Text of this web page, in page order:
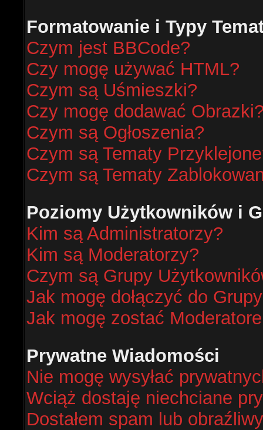
Formatowanie i Typy
Czym jest BBCode?
Czy mogę używać HTML?
Czym są Uśmieszki?
Czy mogę dodawać
Czym są Ogłoszenia?
Czym są Tematy
Czym są Tematy
Poziomy Użytkowników i
Kim są Administratorzy?
Kim są Moderatorzy?
Czym są Grupy
Jak mogę dołączyć do
Jak mogę zostać
Prywatne Wiadomości
Nie mogę wysyłać
Wciąż dostaję niechciane
Dostałem spam lub